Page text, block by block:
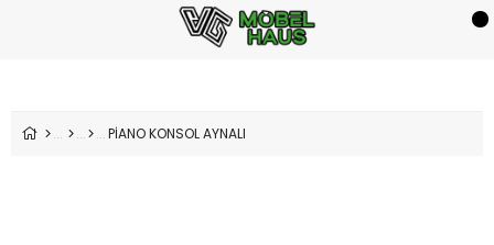
PİANO KONSOL AYNALI